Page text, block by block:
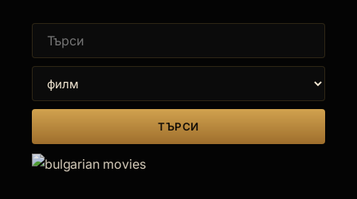
ТЪРСИ